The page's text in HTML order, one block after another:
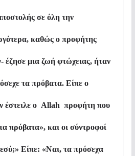
σε όλη την
καθώς ο προφήτης
έζησε μια ζωή φτώχειας, ήταν
τα πρόβατα. Είπε ο
ο Allah προφήτη που
πρόβατα», και οι σύντροφοί
Είπε: «Ναι, τα πρόσεχα